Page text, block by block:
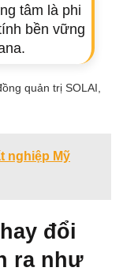
tâm là phi
bền vững
quản trị SOLAI,
nghiệp Mỹ
đổi
ra như